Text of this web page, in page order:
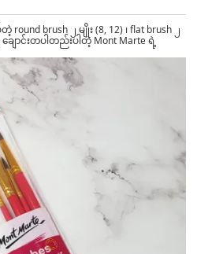
brush ၂ မျိုး (8, 12) ၊ flat brush ၂
ချောင်းတပါတည်းပါတဲ့ Mont Marte ရဲ့